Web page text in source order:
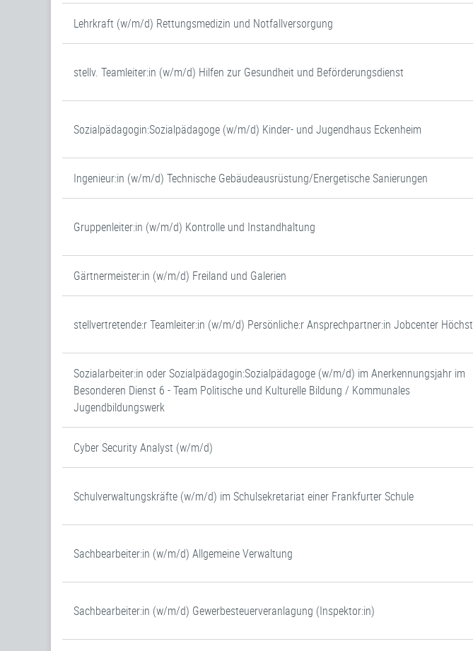
Lehrkraft (w/m/d) Rettungsmedizin und Notfallversorgung
stellv. Teamleiter:in (w/m/d) Hilfen zur Gesundheit und Beförderungsdienst
Sozialpädagogin:Sozialpädagoge (w/m/d) Kinder- und Jugendhaus Eckenheim
Ingenieur:in (w/m/d) Technische Gebäudeausrüstung/Energetische Sanierungen
Gruppenleiter:in (w/m/d) Kontrolle und Instandhaltung
Gärtnermeister:in (w/m/d) Freiland und Galerien
stellvertretende:r Teamleiter:in (w/m/d) Persönliche:r Ansprechpartner:in Jobcenter Höchst
Sozialarbeiter:in oder Sozialpädagogin:Sozialpädagoge (w/m/d) im Anerkennungsjahr im
Besonderen Dienst 6 - Team Politische und Kulturelle Bildung / Kommunales
Jugendbildungswerk
Cyber Security Analyst (w/m/d)
Schulverwaltungskräfte (w/m/d) im Schulsekretariat einer Frankfurter Schule
Sachbearbeiter:in (w/m/d) Allgemeine Verwaltung
Sachbearbeiter:in (w/m/d) Gewerbesteuerveranlagung (Inspektor:in)